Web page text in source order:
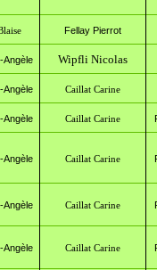
Fellay Pierrot
Angèle Wipfli Nicolas
Angèle Caillat Carine
Angèle Caillat Carine
Angèle Caillat Carine
Angèle Caillat Carine
Angèle Caillat Carine